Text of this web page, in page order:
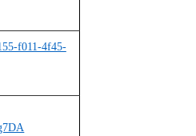
f011-4f45-